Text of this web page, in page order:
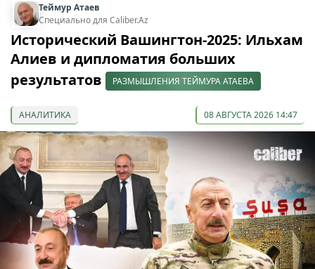
Теймур Атаев
Специально для Caliber.Az
Исторический Вашингтон-2025: Ильхам
Алиев и дипломатия больших
результатов
РАЗМЫШЛЕНИЯ ТЕЙМУРА АТАЕВА
АНАЛИТИКА 08 АВГУСТА 2026 14:47